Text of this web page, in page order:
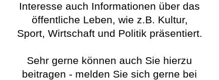
Interesse auch Informationen über das
öffentliche Leben, wie z.B. Kultur,
Sport, Wirtschaft und Politik präsentiert.
Sehr gerne können auch Sie hierzu
beitragen - melden Sie sich gerne bei